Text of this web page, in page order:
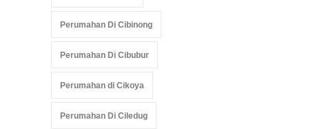
Perumahan Di Cibinong
Perumahan Di Cibubur
Perumahan di Cikoya
Perumahan Di Ciledug